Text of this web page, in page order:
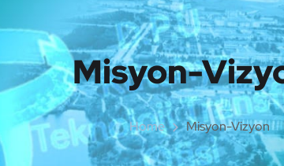
Misyon-
Home Misyon-Vizyon